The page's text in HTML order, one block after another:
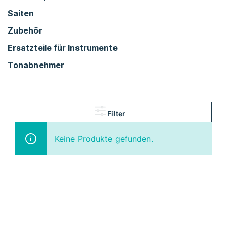
Saiten
Zubehör
Ersatzteile für Instrumente
Tonabnehmer
Filter
Keine Produkte gefunden.